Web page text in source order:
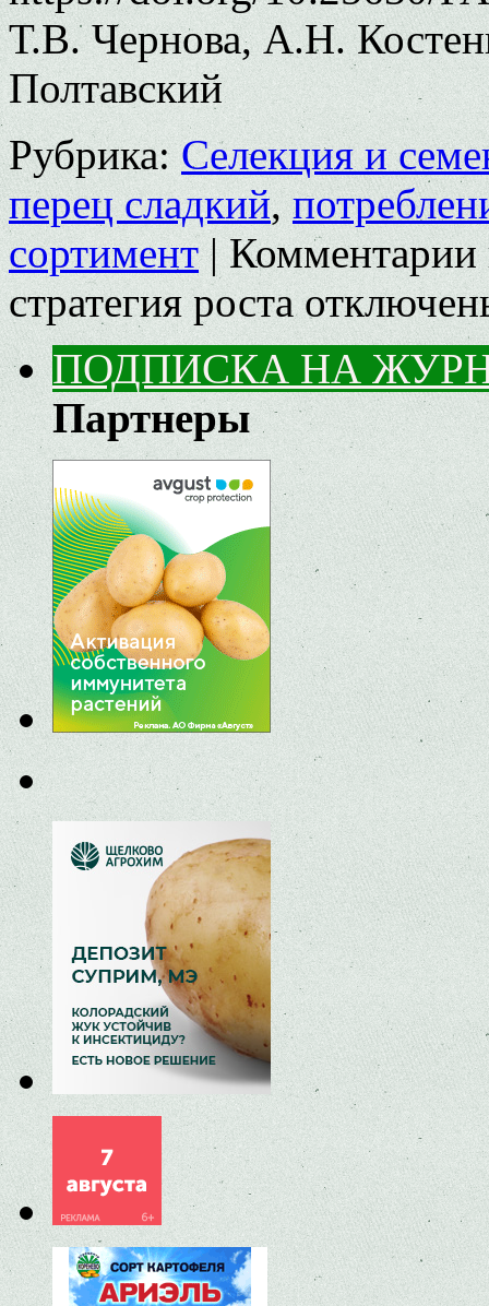
Т.В. Чернова, А.Н.
Полтавский
Рубрика: Селекция и
перец сладкий,
сортимент | Комментарии
стратегия роста
ПОДПИСКА НА
Партнеры